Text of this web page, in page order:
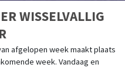
WISSELVALLIG
afgelopen week maakt plaats
week. Vandaag en